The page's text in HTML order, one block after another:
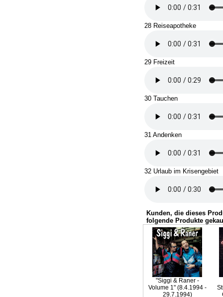
28 Reiseapotheke
29 Freizeit
30 Tauchen
31 Andenken
32 Urlaub im Krisengebiet
Kunden, die dieses
folgende Produkte
"Siggi & Raner -
Volume 1" (8.4.1994 -
29.7.1994)